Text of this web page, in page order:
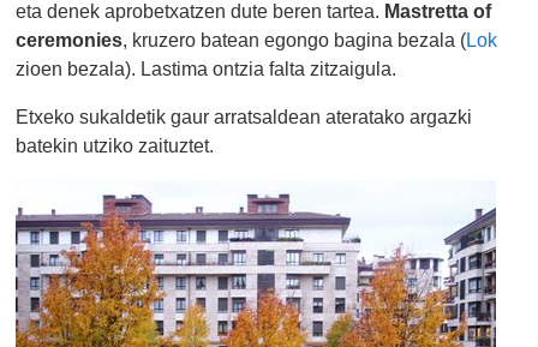
eta denek aprobetxatzen dute beren tartea. Mastretta of
ceremonies, kruzero batean egongo bagina bezala (Lok
zioen bezala). Lastima ontzia falta zitzaigula.
Etxeko sukaldetik gaur arratsaldean ateratako argazki
batekin utziko zaituztet.